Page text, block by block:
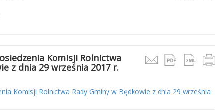
Komisji Rolnictwa
z dnia 29 września 2017 r.
Komisji Rolnictwa Rady Gminy w Będkowie z dnia 29 września